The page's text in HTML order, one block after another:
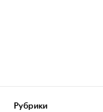
Рубрики